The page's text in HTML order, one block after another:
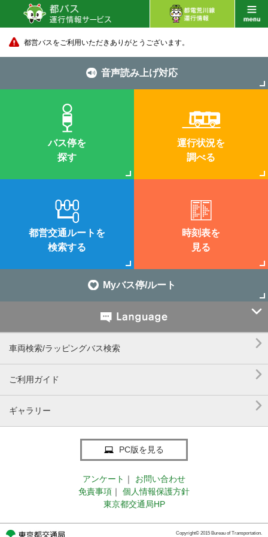
都営バスをご利用いただきありがとうございます。
音声読み上げ対応
バス停を
探す
運行状況を
調べる
都営交通ルートを
検索する
時刻表を
見る
Myバス停/ルート

車両検索/ラッピングバス検索 
ご利用ガイド 
ギャラリー 
PC版を見る
アンケート ｜
お問い合わせ
免責事項 ｜
個人情報保護方針
東京都交通局HP
Copyright© 2015 Bureau of Transportation.